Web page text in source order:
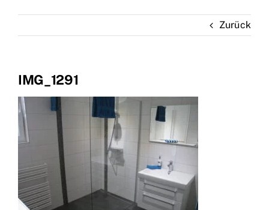
Marken
Zurück
IMG_1291